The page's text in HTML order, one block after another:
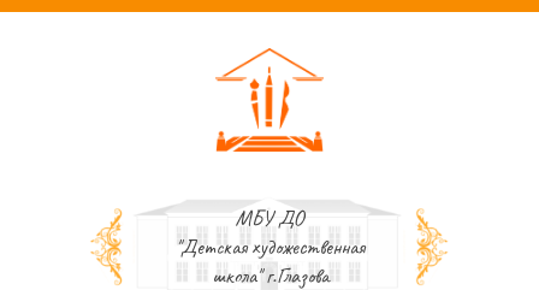
МБУ ДО
"Детская художественная
школа" г.Глазова